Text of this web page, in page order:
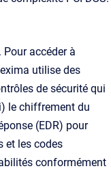
accéder à
utilise des
de sécurité qui
le chiffrement du
(EDR) pour
et les codes
conformément